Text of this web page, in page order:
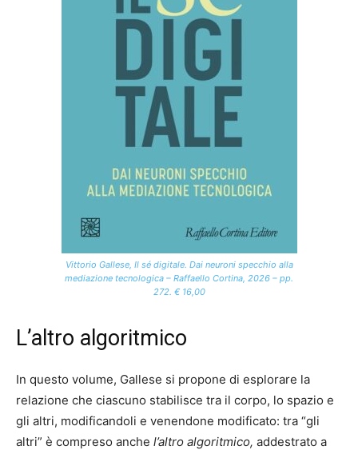
Vittorio Gallese, Il sé digitale. Dai neuroni specchio alla
mediazione tecnologica – Raffaello Cortina, 2026 – pp.
272. € 16,00
L’altro algoritmico
In questo volume, Gallese si propone di esplorare la
relazione che ciascuno stabilisce tra il corpo, lo spazio e
gli altri, modificandoli e venendone modificato: tra “gli
altri” è compreso anche l’altro algoritmico, addestrato a